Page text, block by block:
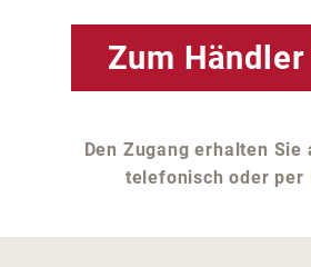
Zum Händler
Den Zugang erhalten
telefonisch oder per